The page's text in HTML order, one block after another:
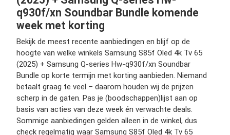
q930f/xn Soundbar Bundle komende
week met korting
Bekijk de meest recente aanbiedingen en blijf op de
hoogte van welke winkels Samsung S85f Oled 4k Tv 65
(2025) + Samsung Q-series Hw-q930f/xn Soundbar
Bundle op korte termijn met korting aanbieden. Niemand
betaalt graag te veel – daarom houden wij de prijzen
scherp in de gaten. Pas je (boodschappen)lijst aan op
basis van acties van deze week én verwachte deals.
Sommige aanbiedingen gelden alleen in de winkel, dus
check regelmatig waar Samsung S85f Oled 4k Tv 65